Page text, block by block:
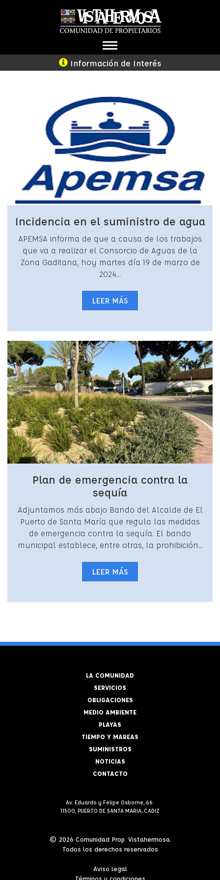
TOGGLE
NAVIGATION
Información de Interés
INFORMACIÓN DE
INTERÉS
Incidencia en el suministro de agua
APEMSA informa de que a causa de los trabajos
que va a realizar el Consorcio de Aguas de la
Zona Gaditana, hoy martes día 19 de marzo de
2024...
LEER MÁS
Plan de emergencia contra la
sequía
Adjuntamos más abajo Bando del Alcalde de El
Puerto de Santa María que regula las medidas
de emergencia contra la sequía. El bando
municipal establece, entre otras, la prohibición...
LEER MÁS
LA COMUNIDAD
SERVICIOS
OBLIGACIONES
MEDIO AMBIENTE
PLAYAS
TIEMPO Y MAREAS
SUMINISTROS
NOTICIAS
CONTACTO
Av. Eduardo y Felipe Osborne, 66.
11500, PUERTO DE SANTA MARIA, CADIZ
© 2026 Comunidad Prop. Vistahermosa.
Todos los derechos reservados
Aviso legal
Términos y condiciones